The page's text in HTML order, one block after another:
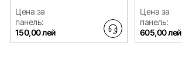
Цена за
панель:
150,00 лей
Цена за
панель:
605,00 лей